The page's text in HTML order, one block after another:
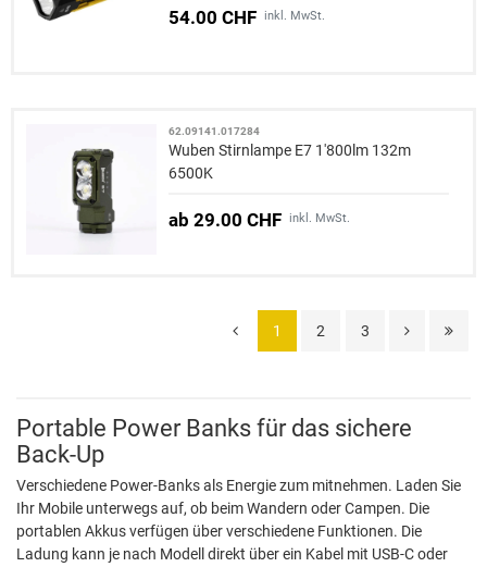
54.00 CHF inkl. MwSt.
62.09141.017284
Wuben Stirnlampe E7 1'800lm 132m
6500K
ab 29.00 CHF inkl. MwSt.
1 2 3
Portable Power Banks für das sichere
Back-Up
Verschiedene Power-Banks als Energie zum mitnehmen. Laden Sie
Ihr Mobile unterwegs auf, ob beim Wandern oder Campen. Die
portablen Akkus verfügen über verschiedene Funktionen. Die
Ladung kann je nach Modell direkt über ein Kabel mit USB-C oder